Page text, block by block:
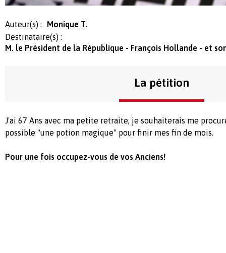
Auteur(s) :
Monique T.
Destinataire(s) :
M. le Président de la République - François Hollande - et
La pétition
J'ai 67 Ans avec ma petite retraite, je souhaiterais me
possible "une potion magique" pour finir mes fin de mois.
Pour une fois occupez-vous de vos Anciens!